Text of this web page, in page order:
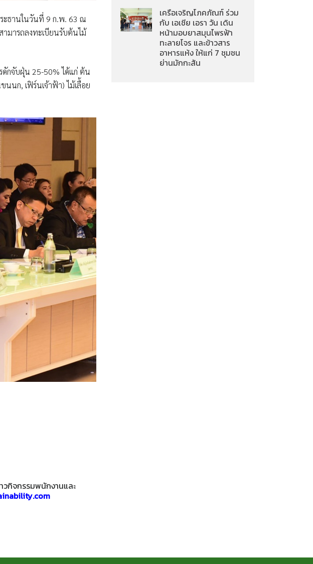
ะธานในวันที่ 9 ก.พ. 63 ณ
มารถลงทะเบียนรับต้นไม้
กจับฝุ่น 25-50% ได้แก่ ต้น
นนก, เฟิร์นเจ้าฟ้า) ไม้เลื้อย
เครือเจริญโภคภัณฑ์ ร่วม
กับ เอเชีย เอรา วัน เดิน
หน้ามอบยาสมุนไพรฟ้า
ทะลายโจร และข้าวสาร
อาหารแห้ง ให้แก่ 7 ชุมชน
ย่านมักกะสัน
วกิจกรรมพนักงานและ